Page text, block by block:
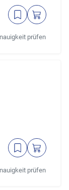
prüfen
prüfen